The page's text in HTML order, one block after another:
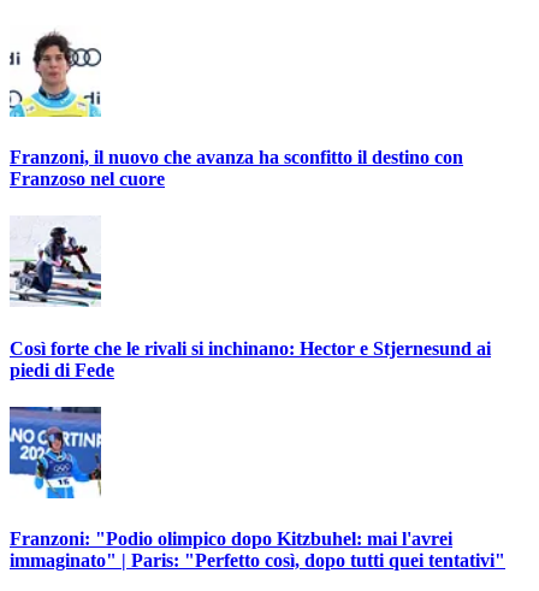
Franzoni, il nuovo che avanza ha sconfitto il destino con
Franzoso nel cuore
Così forte che le rivali si inchinano: Hector e Stjernesund ai
piedi di Fede
Franzoni: "Podio olimpico dopo Kitzbuhel: mai l'avrei
immaginato" | Paris: "Perfetto così, dopo tutti quei tentativi"